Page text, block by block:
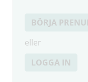
BÖRJA
eller
LOGGA IN